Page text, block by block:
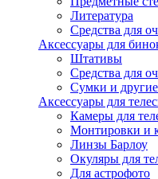
Литература
Средства для
Аксессуары для
Штативы
Средства для
Сумки и
Аксессуары для
Камеры для
Монтировки и
Линзы Барлоу
Окуляры для
Для астрофото